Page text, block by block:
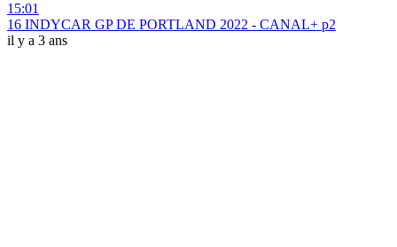
15:01
16 INDYCAR GP DE PORTLAND 2022 - CANAL+ p2
il y a 3 ans